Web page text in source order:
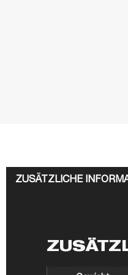
ZUSÄTZLICHE